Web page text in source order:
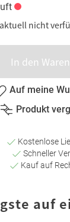
nicht
In den
Auf meine
Produkt
Kostenlose
Schneller
Kauf auf
auf